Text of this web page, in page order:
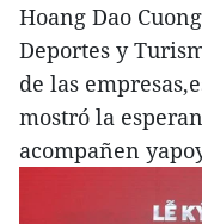
Hoang Dao
Deportes y
de las
mostró la
acompañen